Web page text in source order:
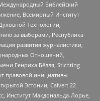
Библейский
Всемирный Институт
Технологии,
за выборами, Республика
развития журналистики,
Отношений,
Генриха Бёлля, Stichting
правовой инициативы
Эстонии, Calvert 22
Институт Макдональда-Лорье,